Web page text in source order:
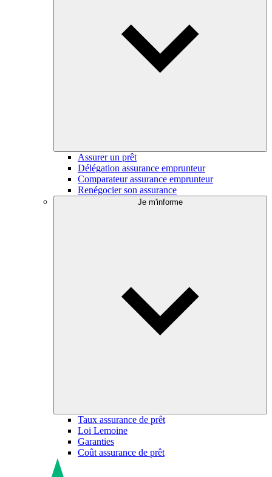
Assurer un prêt
Délégation assurance emprunteur
Comparateur assurance emprunteur
Renégocier son assurance
Je m'informe
Taux assurance de prêt
Loi Lemoine
Garanties
Coût assurance de prêt